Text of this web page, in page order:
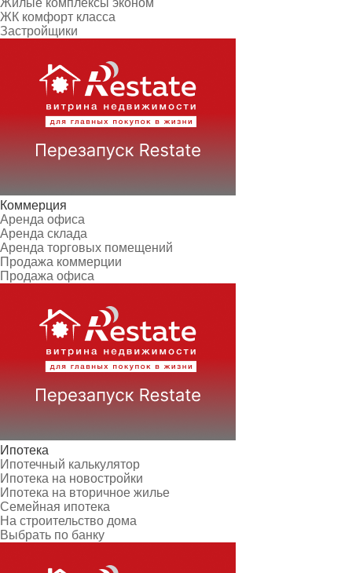
Жилые комплексы эконом
ЖК комфорт класса
Застройщики
Коммерция
Аренда офиса
Аренда склада
Аренда торговых помещений
Продажа коммерции
Продажа офиса
Ипотека
Ипотечный калькулятор
Ипотека на новостройки
Ипотека на вторичное жилье
Семейная ипотека
На строительство дома
Выбрать по банку